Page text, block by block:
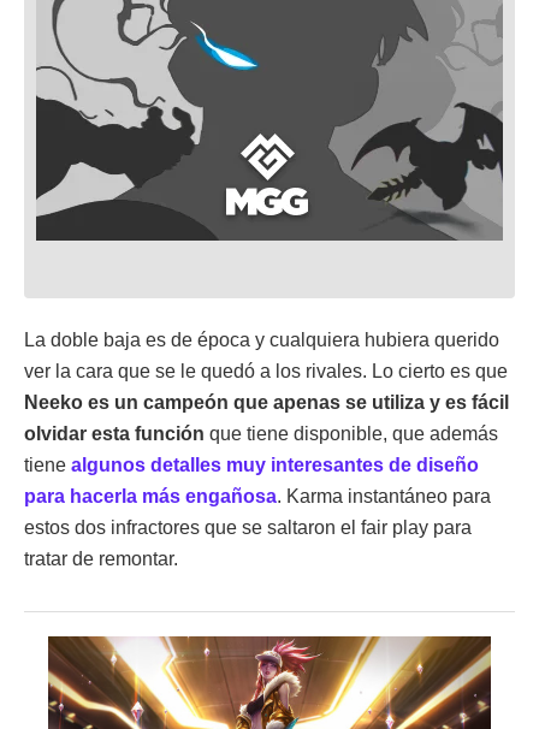
La doble baja es de época y cualquiera hubiera querido
ver la cara que se le quedó a los rivales. Lo cierto es que
Neeko es un campeón que apenas se utiliza y es fácil
olvidar esta función que tiene disponible, que además
tiene algunos detalles muy interesantes de diseño
para hacerla más engañosa. Karma instantáneo para
estos dos infractores que se saltaron el fair play para
tratar de remontar.